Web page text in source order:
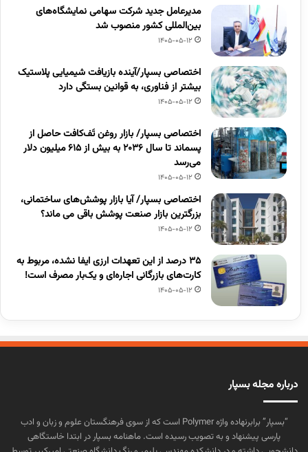
مدیرعامل جدید شرکت سهامی نمایشگاه‌های
بین‌المللی کشور منصوب شد
1405-05-12
اختصاصی بسپار/آینده بازیافت شیمیایی پلاستیک
بیشتر از فناوری، به قوانین بستگی دارد
1405-05-12
اختصاصی بسپار/ بازار روغن تَف‌کافت حاصل از
پسماند تا سال ۲۰۳۶ به بیش از ۶۱۵ میلیون دلار
می‌رسد
1405-05-12
اختصاصی بسپار/ آیا بازار پوشش‌های ساختمانی،
بزرگترین بازار صنعت پوشش باقی می ماند؟
1405-05-12
۳۵ درصد از این تعهدات ارزی ایفا نشده، مربوط به
کارت‌های بازرگانی اجاره‌ای و یک‌بار مصرف است!
1405-05-12
درباره مجله بسپار
“بسپار” برابرنهاده واژه Polymer است که از سوی فرهنگستان علوم و زبان و ادب
پارسی پیشنهاد و به تصویب رسیده است. ماهنامه بسپار در ابتدا خاستگاهی